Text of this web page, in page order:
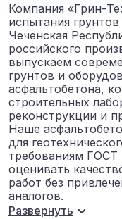
Компания «Грин-
испытания
Чеченская
российского
выпускаем
грунтов и
асфальтобетона,
строительных
реконструкции и
Наше
для
требованиям ГОСТ
оценивать
работ без
аналогов.
Развернуть